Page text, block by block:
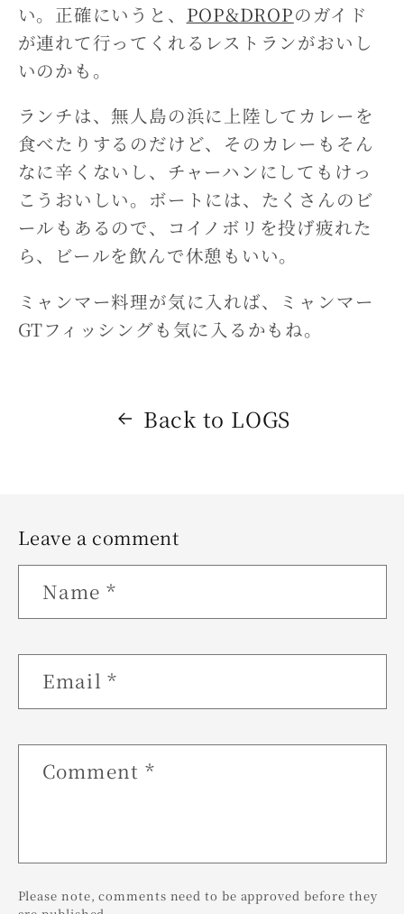
い。正確にいうと、 POP&DROPのガイド
が連れて行ってくれるレストランがおいし
いのかも。
ランチは、無人島の浜に上陸してカレーを
食べたりするのだけど、そのカレーもそん
なに辛くないし、チャーハンにしてもけっ
こうおいしい。ボートには、たくさんのビ
ールもあるので、コイノボリを投げ疲れた
ら、ビールを飲んで休憩もいい。
ミャンマー料理が気に入れば、ミャンマー
GTフィッシングも気に入るかもね。
Back to LOGS
Leave a comment
Name *
Email*
Comment *
Please note, comments need to be approved before they